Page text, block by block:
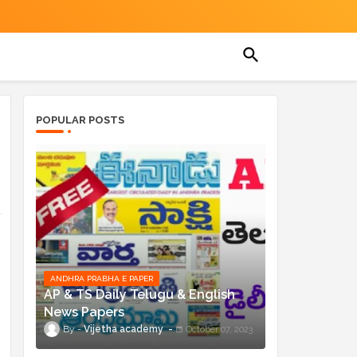
POPULAR POSTS
ANDHRA PRABHA E PAPER
AP & TS Daily Telugu & English
News Papers
Vijetha academy October 07, 2023